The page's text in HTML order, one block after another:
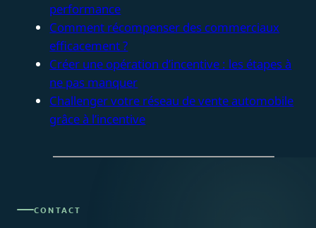
performance
Comment récompenser des commerciaux
efficacement ?
Créer une opération d’incentive : les étapes à
ne pas manquer
Challenger votre réseau de vente automobile
grâce à l’incentive
CONTACT